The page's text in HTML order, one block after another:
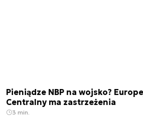
Pieniądze NBP na wojsko?
Centralny ma zastrzeżenia
3 min.